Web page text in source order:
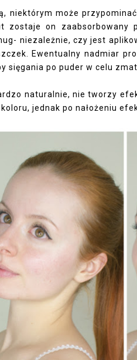
niektórym może
zostaje on zaabsorbowany
niezależnie, czy jest
Ewentualny nadmiar
sięgania po puder w celu
naturalnie, nie tworzy
jednak po nałożeniu